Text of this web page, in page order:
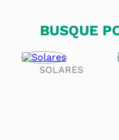
BUSQUE
SOLARES